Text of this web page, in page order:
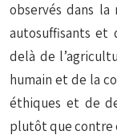
observés dans la
autosuffisants et
delà de
humain et de la
éthiques et de
plutôt que contre